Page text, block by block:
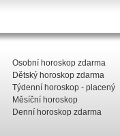
Osobní horoskop zdarma
Dětský horoskop zdarma
Týdenní horoskop - placený
Měsíční horoskop
Denní horoskop zdarma